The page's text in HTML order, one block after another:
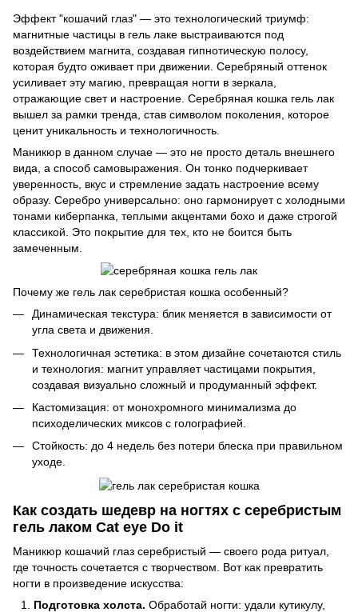
Эффект "кошачий глаз" — это технологический триумф:
магнитные частицы в гель лаке выстраиваются под
воздействием магнита, создавая гипнотическую полосу,
которая будто оживает при движении. Серебряный оттенок
усиливает эту магию, превращая ногти в зеркала,
отражающие свет и настроение. Серебряная кошка гель лак
вышел за рамки тренда, став символом поколения, которое
ценит уникальность и технологичность.
Маникюр в данном случае — это не просто деталь внешнего
вида, а способ самовыражения. Он тонко подчеркивает
уверенность, вкус и стремление задать настроение всему
образу. Серебро универсально: оно гармонирует с холодными
тонами киберпанка, теплыми акцентами бохо и даже строгой
классикой. Это покрытие для тех, кто не боится быть
замеченным.
Почему же гель лак серебристая кошка особенный?
Динамическая текстура: блик меняется в зависимости от
угла света и движения.
Технологичная эстетика: в этом дизайне сочетаются стиль
и технология: магнит управляет частицами покрытия,
создавая визуально сложный и продуманный эффект.
Кастомизация: от монохромного минимализма до
психоделических миксов с голографией.
Стойкость: до 4 недель без потери блеска при правильном
уходе.
Как создать шедевр на ногтях с серебристым
гель лаком Cat eye Do it
Маникюр кошачий глаз серебристый — своего рода ритуал,
где точность сочетается с творчеством. Вот как превратить
ногти в произведение искусства:
Подготовка холста. Обработай ногти: удали кутикулу,